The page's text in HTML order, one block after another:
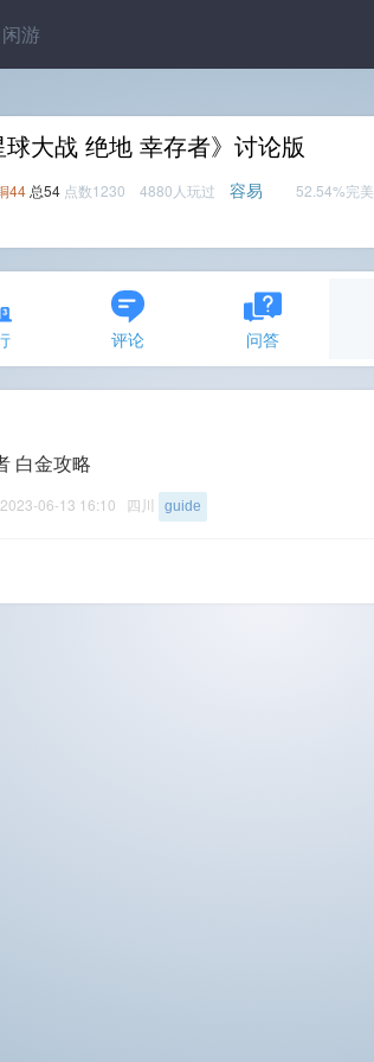
闲游
球大战 绝地 幸存者》讨论版
44 总54 点数1230 4880人玩过 容易 52.54%完美
评论 问答
白金攻略
2023-06-13 16:10 四川 guide